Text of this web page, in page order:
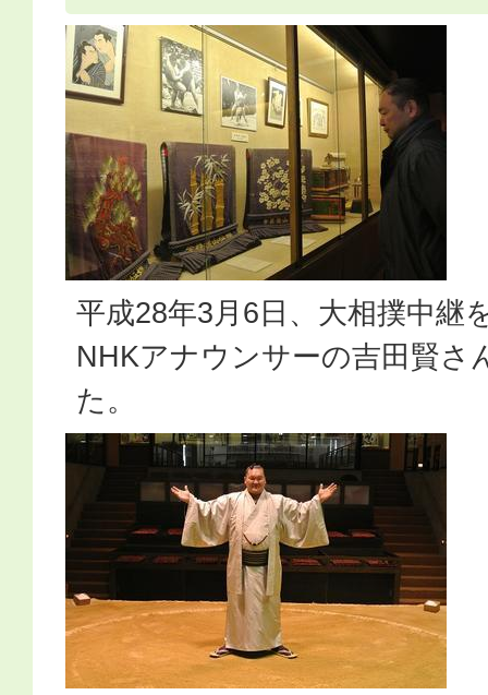
平成28年3月6日、大相撲中継
NHKアナウンサーの吉田賢さ
た。